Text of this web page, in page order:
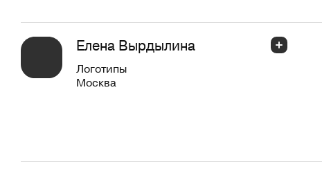
Елена Вырдылина
Логотипы
Москва